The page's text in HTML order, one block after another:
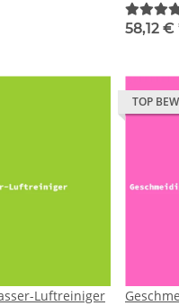
58,12 €
Luftreiniger
TOP